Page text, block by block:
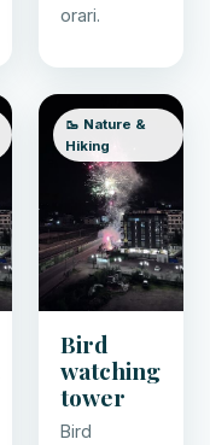
orari.
🥾 Nature &
Hiking
Bird
watching
tower
Bird